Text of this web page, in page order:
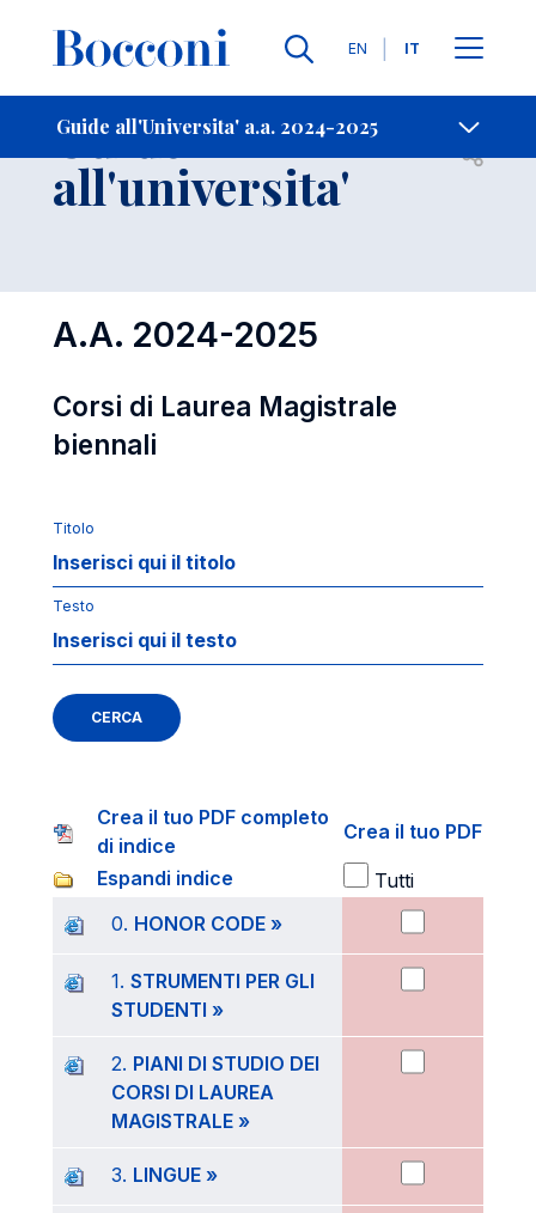
Lingue
EN IT
Guide all'Universita' a.a. 2024-2025
-
Guide
all'universita' Open
A.A. 2024-2025
Corsi di Laurea Magistrale
biennali
Titolo
Testo
CERCA
Crea il tuo PDF completo
di indice
Crea il tuo PDF
Espandi indice
Tutti
0. HONOR CODE »
1. STRUMENTI PER GLI
STUDENTI »
2. PIANI DI STUDIO DEI
CORSI DI LAUREA
MAGISTRALE »
3. LINGUE »